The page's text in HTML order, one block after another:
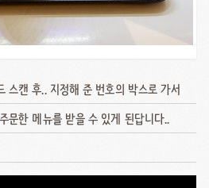
스캔 후.. 지정해 준 번호의 박스로 가서
문한 메뉴를 받을 수 있게 된답니다..